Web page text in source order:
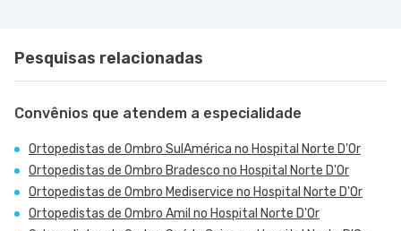
Pesquisas relacionadas
Convênios que atendem a especialidade
Ortopedistas de Ombro SulAmérica no Hospital Norte D'Or
Ortopedistas de Ombro Bradesco no Hospital Norte D'Or
Ortopedistas de Ombro Mediservice no Hospital Norte D'Or
Ortopedistas de Ombro Amil no Hospital Norte D'Or